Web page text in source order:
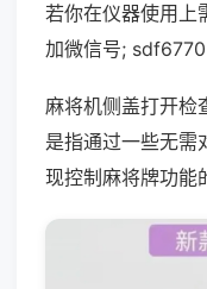
若你在仪器使用上
加微信号; sdf6770
麻将机侧盖打开检
是指通过一些无需
现控制麻将牌功能